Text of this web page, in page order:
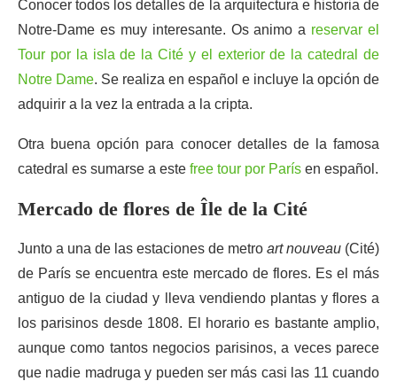
Conocer todos los detalles de la arquitectura e historia de
Notre-Dame es muy interesante. Os animo a reservar el
Tour por la isla de la Cité y el exterior de la catedral de
Notre Dame. Se realiza en español e incluye la opción de
adquirir a la vez la entrada a la cripta.
Otra buena opción para conocer detalles de la famosa
catedral es sumarse a este free tour por París en español.
Mercado de flores de Île de la Cité
Junto a una de las estaciones de metro art nouveau (Cité)
de París se encuentra este mercado de flores. Es el más
antiguo de la ciudad y lleva vendiendo plantas y flores a
los parisinos desde 1808. El horario es bastante amplio,
aunque como tantos negocios parisinos, a veces parece
que nadie madruga y pueden ser más casi las 11 cuando